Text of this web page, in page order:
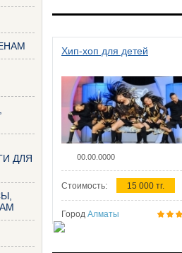
ДЛЯ
Хип-хоп для детей
00.00.0000
Стоимость: 15 000 тг.
Город Алматы